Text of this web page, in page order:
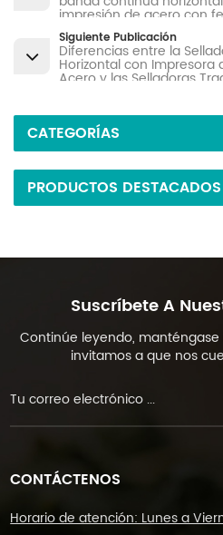
impresión de acero con
Siguiente Publicación
Diferencias entre la
Horizontal con Impresora
Acero y las Selladoras
CATEGORÍAS
PRODUCTOS DESTACADOS
Suscríbete A
Continúe leyendo,
invitamos a que nos
CONTÁCTENOS
Horario de atención: Lunes a